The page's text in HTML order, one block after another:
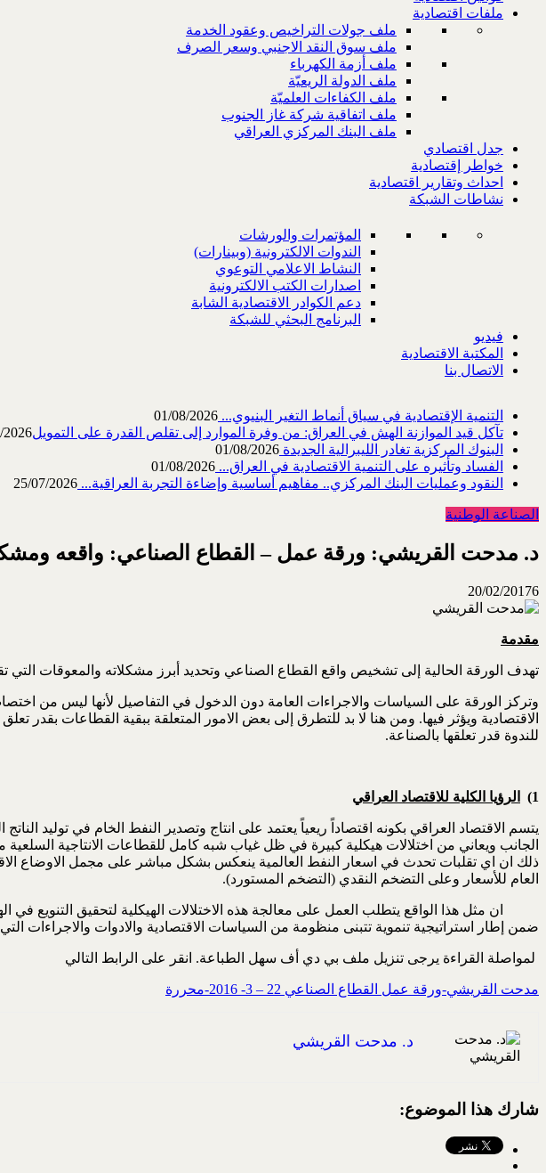
ملفات اقتصادية
ملف جولات التراخيص وعقود الخدمة
ملف سوق النقد الاجنبي وسعر الصرف
ملف أزمة الكهرباء
ملف الدولة الريعيّة
ملف الكفاءات العلميّة
ملف اتفاقية شركة غاز الجنوب
ملف البنك المركزي العراقي
جدل اقتصادي
خواطر إقتصادية
احداث وتقارير اقتصادية
نشاطات الشبكة
المؤتمرات والورشات
الندوات الالكترونية (وبينارات)
النشاط الاعلامي التوعوي
اصدارات الكتب الالكترونية
دعم الكوادر الاقتصادية الشابة
البرنامج البحثي للشبكة
فيديو
المكتبة الاقتصادية
الاتصال بنا
التنمية الإقتصادية في سياق أنماط التغير البنيوي... 01/08/2026
تآكل قيد الموازنة الهش في العراق: من وفرة الموارد إلى تقلص القدرة على التمويل‎ (...2026
البنوك المركزية تغادر الليبرالية الجديدة 01/08/2026
الفساد وتأثيره على التنمية الاقتصادية في العراق... 01/08/2026
النقود وعمليات البنك المركزي.. مفاهيم أساسية وإضاءة التجربة العراقية... 25/07/2026
الصناعة الوطنية
د. مدحت القريشي: ورقة عمل – القطاع الصناعي: واقعه
20/02/20176
مقدمة
تهدف الورقة الحالية إلى تشخيص واقع القطاع الصناعي وتحديد أبرز مشكلاته والمعوقات
وتركز الورقة على السياسات والاجراءات العامة دون الدخول في التفاصيل لأنها ليس من
الاقتصادية ويؤثر فيها. ومن هنا لا بد للتطرق إلى بعض الامور المتعلقة ببقية القطاعات بقدر
للندوة قدر تعلقها بالصناعة.
1) الرؤيا الكلية للاقتصاد العراقي
يتسم الاقتصاد العراقي بكونه اقتصاداً ريعياً يعتمد على انتاج وتصدير النفط الخام في توليد
الجانب ويعاني من اختلالات هيكلية كبيرة في ظل غياب شبه كامل للقطاعات الانتاجية السلعية
ذلك ان اي تقلبات تحدث في اسعار النفط العالمية ينعكس بشكل مباشر على مجمل الاوضاع
العام للأسعار وعلى التضخم النقدي (التضخم المستورد).
ان مثل هذا الواقع يتطلب العمل على معالجة هذه الاختلالات الهيكلية لتحقيق التنويع
ضمن إطار استراتيجية تنموية تتبنى منظومة من السياسات الاقتصادية والادوات والاجراءات التي
لمواصلة القراءة يرجى تنزيل ملف بي دي أف سهل الطباعة. انقر على الرابط التالي
مدحت القريشي-ورقة عمل القطاع الصناعي 22 – 3- 2016-محررة
د. مدحت القريشي
شارك هذا الموضوع: